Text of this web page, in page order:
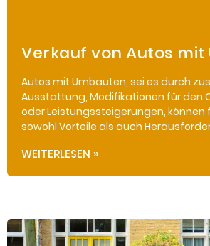
Verkauf von Autos
Autos mit Umbauten, sei es durch
Ausstattung, Modifikationen für den
oder Leistungssteigerungen, können
sowohl Vorteile als auch
WEITERLESEN »